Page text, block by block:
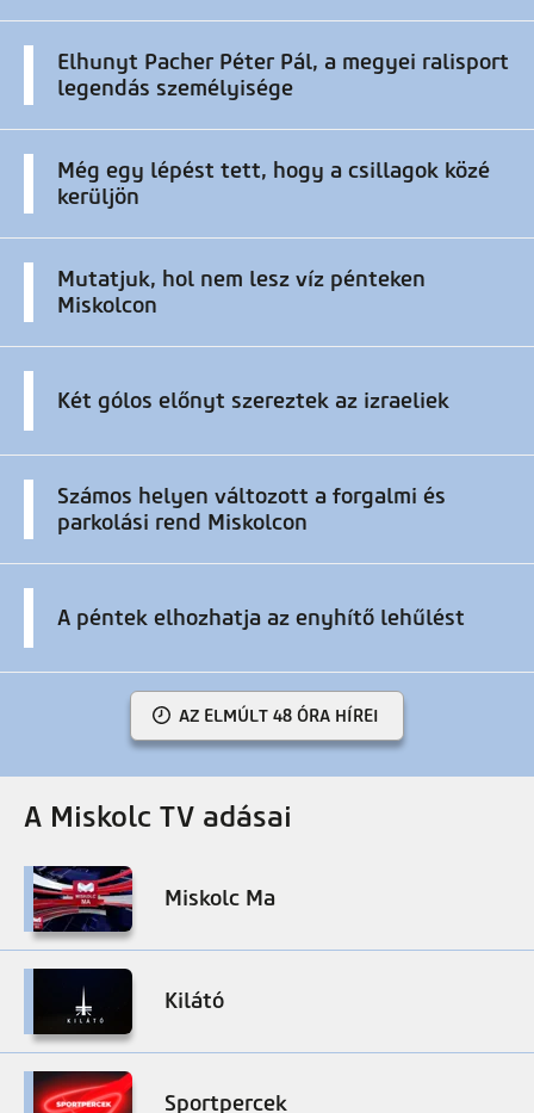
Elhunyt Pacher Péter Pál, a megyei ralisport
legendás személyisége
Még egy lépést tett, hogy a csillagok közé
kerüljön
Mutatjuk, hol nem lesz víz pénteken
Miskolcon
Két gólos előnyt szereztek az izraeliek
Számos helyen változott a forgalmi és
parkolási rend Miskolcon
A péntek elhozhatja az enyhítő lehűlést
AZ ELMÚLT 48 ÓRA HÍREI
A Miskolc TV adásai
Miskolc Ma
Kilátó
Sportpercek